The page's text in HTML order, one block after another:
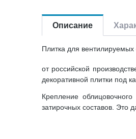
Описание
Плитка для
от российской
декоративной плитки под
Крепление
затирочных составов. Это